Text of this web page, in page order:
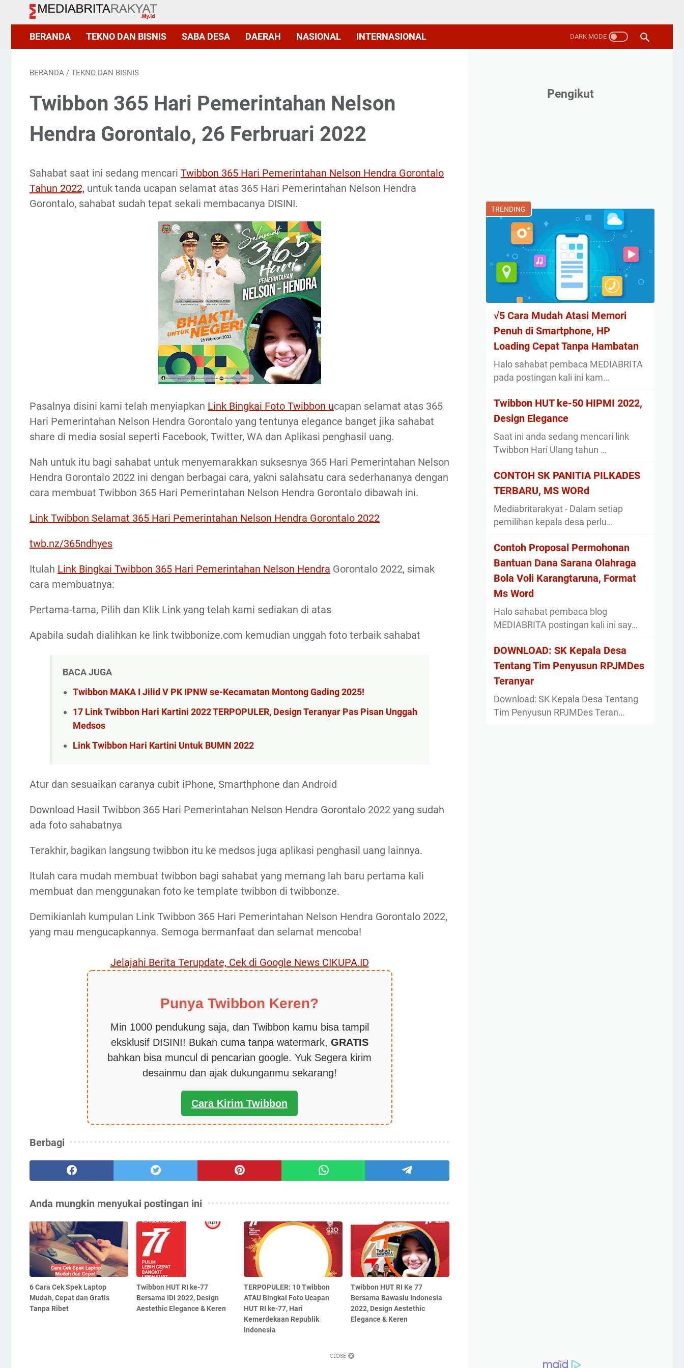
BERANDA TEKNO DAN BISNIS SABA DESA DAERAH NASIONAL INTERNASIONAL
BERANDA / TEKNO DAN BISNIS
Twibbon 365 Hari Pemerintahan Nelson
Hendra Gorontalo, 26 Ferbruari 2022
Sahabat saat ini sedang mencari Twibbon 365 Hari Pemerintahan Nelson Hendra Gorontalo
Tahun 2022, untuk tanda ucapan selamat atas 365 Hari Pemerintahan Nelson Hendra
Gorontalo, sahabat sudah tepat sekali membacanya DISINI.
Pasalnya disini kami telah menyiapkan Link Bingkai Foto Twibbon ucapan selamat atas 365
Hari Pemerintahan Nelson Hendra Gorontalo yang tentunya elegance banget jika sahabat
share di media sosial seperti Facebook, Twitter, WA dan Aplikasi penghasil uang.
Nah untuk itu bagi sahabat untuk menyemarakkan suksesnya 365 Hari Pemerintahan Nelson
Hendra Gorontalo 2022 ini dengan berbagai cara, yakni salahsatu cara sederhananya dengan
cara membuat Twibbon 365 Hari Pemerintahan Nelson Hendra Gorontalo dibawah ini.
Link Twibbon Selamat 365 Hari Pemerintahan Nelson Hendra Gorontalo 2022
twb.nz/365ndhyes
Itulah Link Bingkai Twibbon 365 Hari Pemerintahan Nelson Hendra Gorontalo 2022, simak
cara membuatnya:
Pertama-tama, Pilih dan Klik Link yang telah kami sediakan di atas
Apabila sudah dialihkan ke link twibbonize.com kemudian unggah foto terbaik sahabat
BACA JUGA
Twibbon MAKA I Jilid V PK IPNW se-Kecamatan Montong Gading 2025!
17 Link Twibbon Hari Kartini 2022 TERPOPULER, Design Teranyar Pas Pisan Unggah
Medsos
Link Twibbon Hari Kartini Untuk BUMN 2022
Atur dan sesuaikan caranya cubit iPhone, Smarthphone dan Android
Download Hasil Twibbon 365 Hari Pemerintahan Nelson Hendra Gorontalo 2022 yang sudah
ada foto sahabatnya
Terakhir, bagikan langsung twibbon itu ke medsos juga aplikasi penghasil uang lainnya.
Itulah cara mudah membuat twibbon bagi sahabat yang memang lah baru pertama kali
membuat dan menggunakan foto ke template twibbon di twibbonze.
Demikianlah kumpulan Link Twibbon 365 Hari Pemerintahan Nelson Hendra Gorontalo 2022,
yang mau mengucapkannya. Semoga bermanfaat dan selamat mencoba!
Jelajahi Berita Terupdate, Cek di Google News CIKUPA.ID
Punya Twibbon Keren?
Min 1000 pendukung saja, dan Twibbon kamu bisa tampil
eksklusif DISINI! Bukan cuma tanpa watermark, GRATIS
bahkan bisa muncul di pencarian google. Yuk Segera kirim
desainmu dan ajak dukunganmu sekarang!
Cara Kirim Twibbon
Berbagi
Anda mungkin menyukai postingan ini
6 Cara Cek Spek Laptop
Mudah, Cepat dan Gratis
Tanpa Ribet
Twibbon HUT RI ke-77
Bersama IDI 2022, Design
Aestethic Elegance & Keren
TERPOPULER: 10 Twibbon
ATAU Bingkai Foto Ucapan
HUT RI ke-77, Hari
Kemerdekaan Republik
Indonesia
Twibbon HUT RI Ke 77
Bersama Bawaslu Indonesia
2022, Design Aestethic
Elegance & Keren
Pengikut
TRENDING
√5 Cara Mudah Atasi Memori
Penuh di Smartphone, HP
Loading Cepat Tanpa Hambatan
Halo sahabat pembaca MEDIABRITA
pada postingan kali ini kam…
Twibbon HUT ke-50 HIPMI 2022,
Design Elegance
Saat ini anda sedang mencari link
Twibbon Hari Ulang tahun …
CONTOH SK PANITIA PILKADES
TERBARU, MS WORd
Mediabritarakyat - Dalam setiap
pemilihan kepala desa perlu…
Contoh Proposal Permohonan
Bantuan Dana Sarana Olahraga
Bola Voli Karangtaruna, Format
Ms Word
Halo sahabat pembaca blog
MEDIABRITA postingan kali ini say…
DOWNLOAD: SK Kepala Desa
Tentang Tim Penyusun RPJMDes
Teranyar
Download: SK Kepala Desa Tentang
Tim Penyusun RPJMDes Teran…